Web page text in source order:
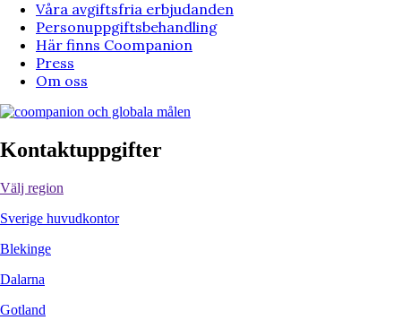
Våra avgiftsfria erbjudanden
Personuppgiftsbehandling
Här finns Coompanion
Press
Om oss
Kontaktuppgifter
Välj region
Sverige huvudkontor
Blekinge
Dalarna
Gotland